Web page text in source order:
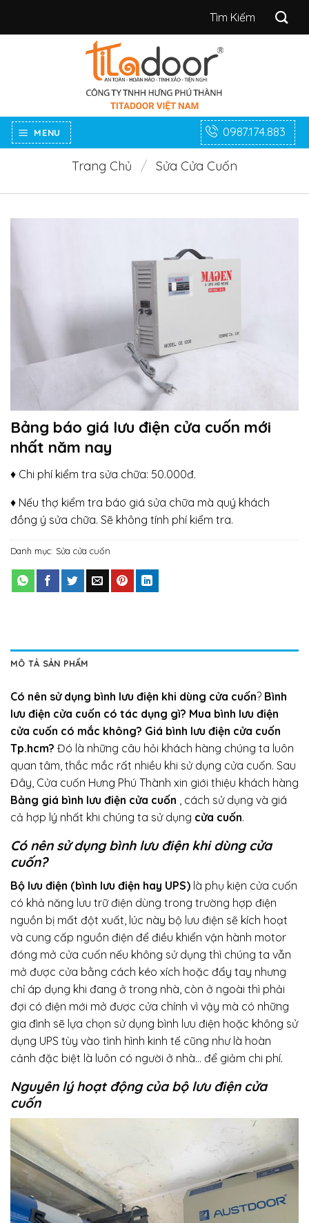
Tìm
MENU 0987.174.883
Trang Chủ / Sửa Cửa Cuốn
Bảng báo giá lưu điện cửa cuốn mới
nhất năm nay
♦ Chi phí kiểm tra sửa chữa: 50.000đ.
♦ Nếu thợ kiểm tra báo giá sửa chữa mà quý khách
đồng ý sửa chữa. Sẽ không tính phí kiểm tra.
Danh mục: Sửa cửa cuốn
MÔ TẢ SẢN PHẨM
Có nên sử dụng bình lưu điện khi dùng cửa cuốn? Bình
lưu điện cửa cuốn có tác dụng gì? Mua bình lưu điện
cửa cuốn có mắc không? Giá bình lưu điện cửa cuốn
Tp.hcm? Đó là những câu hỏi khách hàng chúng ta luôn
quan tâm, thắc mắc rất nhiều khi sử dụng cửa cuốn. Sau
Đây, Cửa cuốn Hưng Phú Thành xin giới thiệu khách hàng
Bảng giá bình lưu điện cửa cuốn , cách sử dụng và giá
cả hợp lý nhất khi chúng ta sử dụng cửa cuốn.
Có nên sử dụng bình lưu điện khi dùng cửa
cuốn?
Bộ lưu điện (bình lưu điện hay UPS) là phụ kiện cửa cuốn
có khả năng lưu trữ điện dùng trong trường hợp điện
nguồn bị mất đột xuất, lúc này bộ lưu điện sẽ kích hoạt
và cung cấp nguồn điện để điều khiển vận hành motor
đóng mở cửa cuốn nếu không sử dụng thì chúng ta vẫn
mở được cửa bằng cách kéo xích hoặc đẩy tay nhưng
chỉ áp dụng khi đang ở trong nhà, còn ở ngoài thì phải
đợi có điện mới mở được cửa chính vì vậy mà có những
gia đình sẽ lựa chọn sử dụng bình lưu điện hoặc không sử
dụng UPS tùy vào tình hình kinh tế cũng như là hoàn
cảnh đặc biệt là luôn có người ở nhà… để giảm chi phí.
Nguyên lý hoạt động của bộ lưu điện cửa
cuốn